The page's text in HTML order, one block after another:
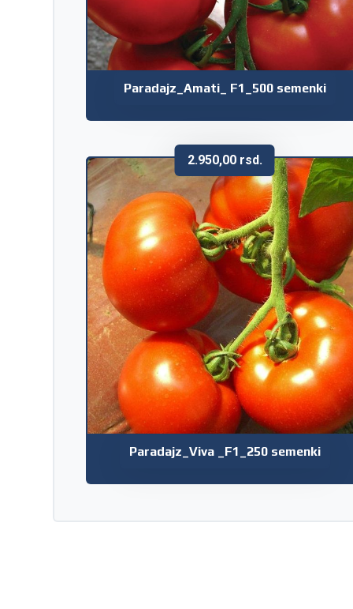
Paradajz_Amati_ F1_500 semenki
Paradajz_Viva _F1_250 semenki
2.950,00 rsd.